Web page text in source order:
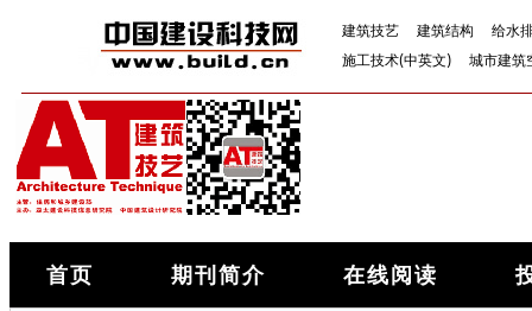
建筑技艺 建筑结构
给水
施工技术(中英文)
城市建筑
首页 期刊简介 在线阅读